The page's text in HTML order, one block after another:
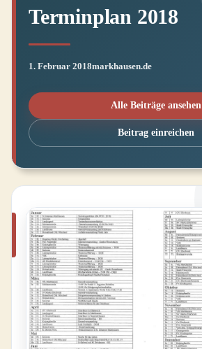
Terminplan 2018
1. Februar 2018markhausen.de
Alle Beiträge ansehen
Beitrag einreichen